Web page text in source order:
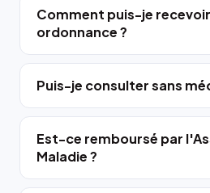
Comment puis-je
ordonnance ?
Puis-je consulter sans
Est-ce remboursé par
Maladie ?